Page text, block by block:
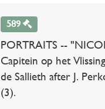
589
PORTRAITS --
Capitein op het
de Sallieth after J.
(3).